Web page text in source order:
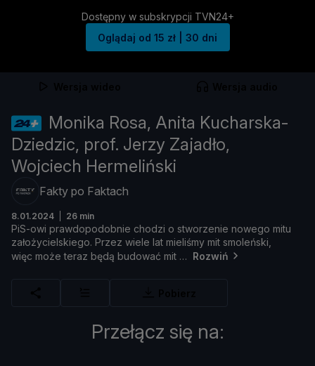
Dostępny w subskrypcji TVN24+
Oglądaj od 15 zł | 30 dni
Monika Rosa, Anita Kucharska-
Dziedzic, prof. Jerzy Zajadło,
Wojciech Hermeliński
Fakty po Faktach
8.01.2024 26 min
PiS-owi prawdopodobnie chodzi o stworzenie nowego mitu
założycielskiego. Przez wiele lat mieliśmy mit smoleński,
więc możeteraz będą budować mit Rozwiń
Przełącz się na: